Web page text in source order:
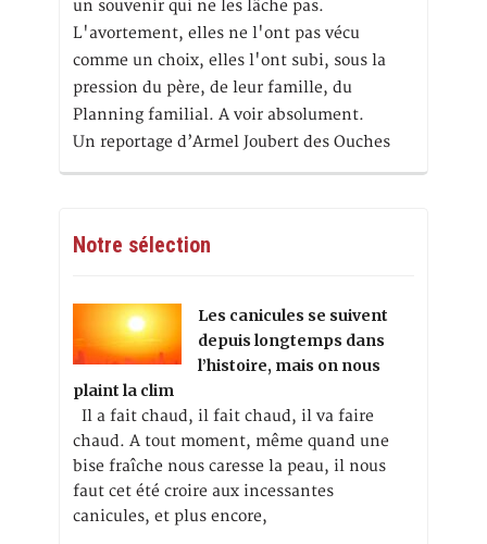
un souvenir qui ne les lâche pas.
L'avortement, elles ne l'ont pas vécu
comme un choix, elles l'ont subi, sous la
pression du père, de leur famille, du
Planning familial. A voir absolument.
Un reportage d’Armel Joubert des Ouches
Notre sélection
Les canicules se suivent
depuis longtemps dans
l’histoire, mais on nous
plaint la clim
Il a fait chaud, il fait chaud, il va faire
chaud. A tout moment, même quand une
bise fraîche nous caresse la peau, il nous
faut cet été croire aux incessantes
canicules, et plus encore,